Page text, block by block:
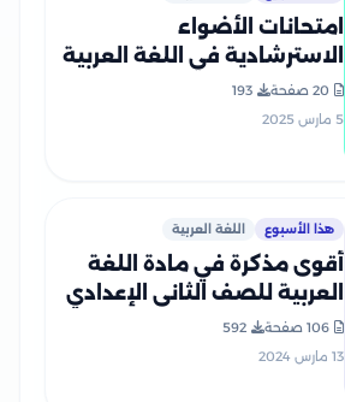
امتحانات الأضواء
الاسترشادية في اللغة العربية
لتانيه اعدادي على مقرر شهر
فبراير 2025 بصيغة PDF
20 صفحة
193
5 مارس 2025
هذا الأسبوع اللغة العربية
أقوى مذكرة في مادة اللغة
العربية للصف الثانى الإعدادي
الترم الثانى 2024 بصيغة PDF
106 صفحة
592
13 مارس 2024